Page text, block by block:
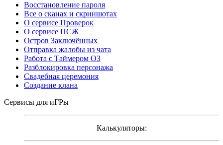
Восстановление пароля
Все о сканах и скриншотах
О сервисе Проверок
О сервисе ПСЖ
Остров Заключённых
Отправка жалобы из чата
Работа с Таймером ОЗ
Разблокировка персонажа
Свадебная церемония
Создание клана
Сервисы для иГРы
Калькуляторы: